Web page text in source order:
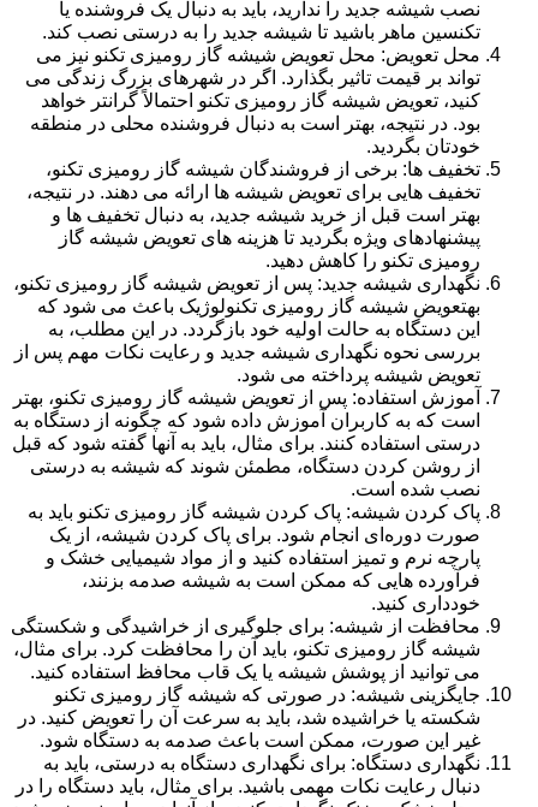
نصب شیشه جدید را ندارید، باید به دنبال یک فروشنده یا
تکنسین ماهر باشید تا شیشه جدید را به درستی نصب کند.
محل تعویض: محل تعویض شیشه گاز رومیزی تکنو نیز می
تواند بر قیمت تاثیر بگذارد. اگر در شهرهای بزرگ زندگی می
کنید، تعویض شیشه گاز رومیزی تکنو احتمالاً گرانتر خواهد
بود. در نتیجه، بهتر است به دنبال فروشنده محلی در منطقه
خودتان بگردید.
تخفیف ها: برخی از فروشندگان شیشه گاز رومیزی تکنو،
تخفیف هایی برای تعویض شیشه ها ارائه می دهند. در نتیجه،
بهتر است قبل از خرید شیشه جدید، به دنبال تخفیف ها و
پیشنهادهای ویژه بگردید تا هزینه های تعویض شیشه گاز
رومیزی تکنو را کاهش دهید.
نگهداری شیشه جدید: پس از تعویض شیشه گاز رومیزی تکنو،
بهتعویض شیشه گاز رومیزی تکنولوژیک باعث می شود که
این دستگاه به حالت اولیه خود بازگردد. در این مطلب، به
بررسی نحوه نگهداری شیشه جدید و رعایت نکات مهم پس از
تعویض شیشه پرداخته می شود.
آموزش استفاده: پس از تعویض شیشه گاز رومیزی تکنو، بهتر
است که به کاربران آموزش داده شود که چگونه از دستگاه به
درستی استفاده کنند. برای مثال، باید به آنها گفته شود که قبل
از روشن کردن دستگاه، مطمئن شوند که شیشه به درستی
نصب شده است.
پاک کردن شیشه: پاک کردن شیشه گاز رومیزی تکنو باید به
صورت دوره‌ای انجام شود. برای پاک کردن شیشه، از یک
پارچه نرم و تمیز استفاده کنید و از مواد شیمیایی خشک و
فرآورده هایی که ممکن است به شیشه صدمه بزنند،
خودداری کنید.
محافظت از شیشه: برای جلوگیری از خراشیدگی و شکستگی
شیشه گاز رومیزی تکنو، باید آن را محافظت کرد. برای مثال،
می توانید از پوشش شیشه یا یک قاب محافظ استفاده کنید.
جایگزینی شیشه: در صورتی که شیشه گاز رومیزی تکنو
شکسته یا خراشیده شد، باید به سرعت آن را تعویض کنید. در
غیر این صورت، ممکن است باعث صدمه به دستگاه شود.
نگهداری دستگاه: برای نگهداری دستگاه به درستی، باید به
دنبال رعایت نکات مهمی باشید. برای مثال، باید دستگاه را در